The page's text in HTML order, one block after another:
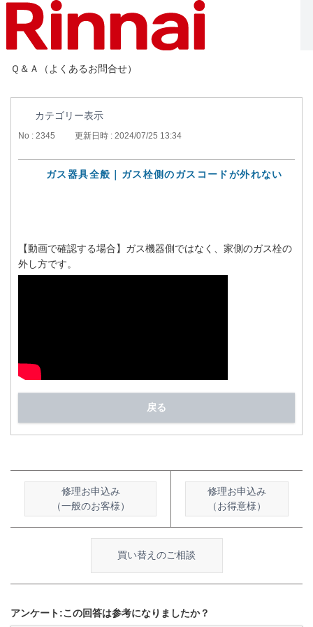
Ｑ＆Ａ（よくあるお問合せ）
カテゴリー表示
No : 2345 更新日時 : 2024/07/25 13:34
ガス器具全般｜ガス栓側のガスコードが外れない
【動画で確認する場合】ガス機器側ではなく、家側のガス栓の
外し方です。
戻る
修理お申込み
（一般のお客様）
修理お申込み
（お得意様）
買い替えのご相談
アンケート:この回答は参考になりましたか？